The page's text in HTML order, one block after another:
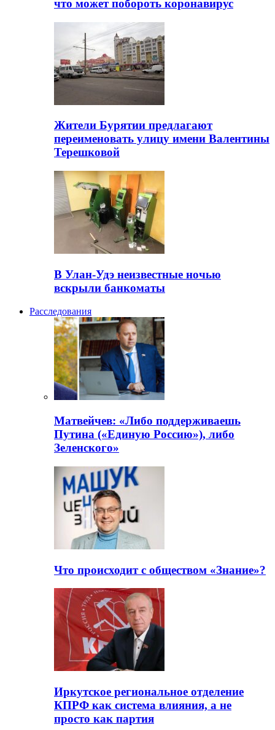
что может побороть коронавирус
Жители Бурятии предлагают
переименовать улицу имени Валентины
Терешковой
В Улан-Удэ неизвестные ночью
вскрыли банкоматы
Расследования
Матвейчев: «Либо поддерживаешь
Путина («Единую Россию»), либо
Зеленского»
Что происходит с обществом «Знание»?
Иркутское региональное отделение
КПРФ как система влияния, а не
просто как партия